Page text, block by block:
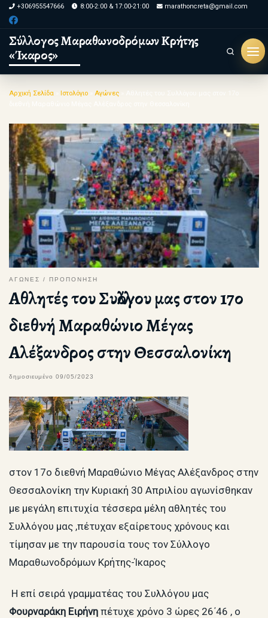
Skip to content
+306955547666 8:00-2:00 & 17:00-21:00 marathoncreta@gmail.com
Σύλλογος Μαραθωνοδρόμων Κρήτης
«Ίκαρος»
Search
Αρχική Σελίδα Ιστολόγιο Αγώνες
ΑΓΩΝΕΣ ΠΡΟΠΟΝΗΣΗ
Αθλητές του Συλλόγου μας στον 17ο
διεθνή Μαραθώνιο Μέγας
Αλέξανδρος στην Θεσσαλονίκη
δημοσιευμένο 09/05/2023
στον 17ο διεθνή Μαραθώνιο Μέγας Αλέξανδρος στην
Θεσσαλονίκη την Κυριακή 30 Απριλίου αγωνίσθηκαν
με μεγάλη επιτυχία τέσσερα μέλη αθλητές του
Συλλόγου μας ,πέτυχαν εξαίρετους χρόνους και
τίμησαν με την παρουσία τους τον Σύλλογο
Μαραθωνοδρόμων Κρήτης-Ίκαρος
Η επί σειρά γραμματέας του Συλλόγου μας
Φουρναράκη Ειρήνη πέτυχε χρόνο 3 ώρες 26΄46 , ο